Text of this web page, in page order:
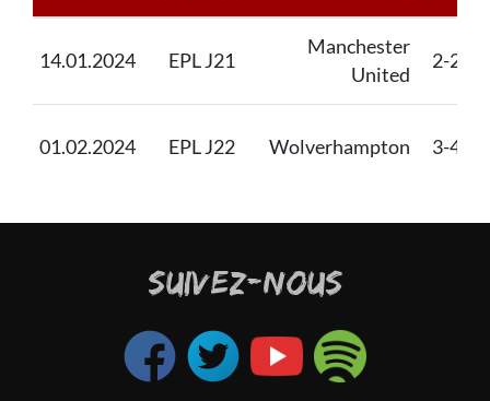
14.01.2024 EPL J21
Manchester
United
2-2
01.02.2024 EPL J22 Wolverhampton 3-4
SUIVEZ-NOUS